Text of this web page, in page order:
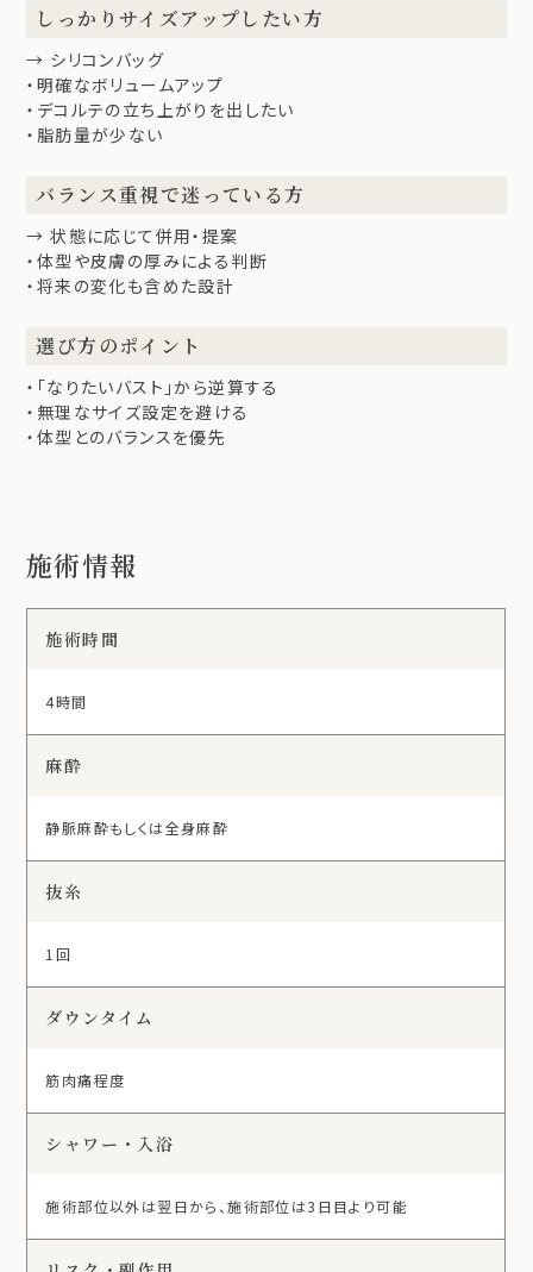
しっかりサイズアップしたい方
→ シリコンバッグ
・明確なボリュームアップ
・デコルテの立ち上がりを出したい
・脂肪量が少ない
バランス重視で迷っている方
→ 状態に応じて併用・提案
・体型や皮膚の厚みによる判断
・将来の変化も含めた設計
選び方のポイント
・「なりたいバスト」から逆算する
・無理なサイズ設定を避ける
・体型とのバランスを優先
施術情報
施術時間
4時間
麻酔
静脈麻酔もしくは全身麻酔
抜糸
1回
ダウンタイム
筋肉痛程度
シャワー・入浴
施術部位以外は翌日から、施術部位は3日目より可能